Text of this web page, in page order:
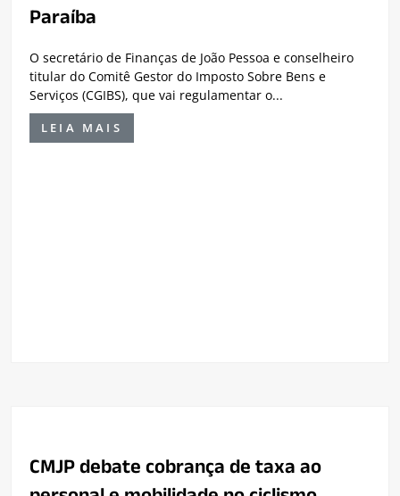
Paraíba
O secretário de Finanças de João Pessoa e conselheiro
titular do Comitê Gestor do Imposto Sobre Bens e
Serviços (CGIBS), que vai regulamentar o...
LEIA MAIS
CMJP debate cobrança de taxa ao